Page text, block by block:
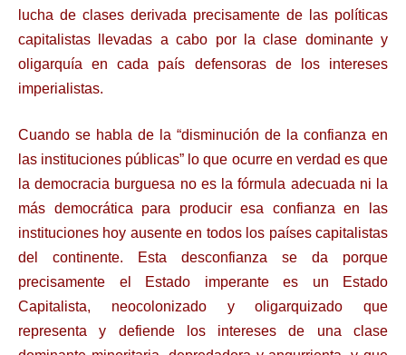
lucha de clases derivada precisamente de las políticas
capitalistas llevadas a cabo por la clase dominante y
oligarquía en cada país defensoras de los intereses
imperialistas.
Cuando se habla de la “disminución de la confianza en
las instituciones públicas” lo que ocurre en verdad es que
la democracia burguesa no es la fórmula adecuada ni la
más democrática para producir esa confianza en las
instituciones hoy ausente en todos los países capitalistas
del continente. Esta desconfianza se da porque
precisamente el Estado imperante es un Estado
Capitalista, neocolonizado y oligarquizado que
representa y defiende los intereses de una clase